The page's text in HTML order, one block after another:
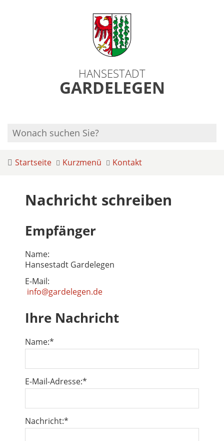
HANSESTADT
GARDELEGEN
Startseite Kurzmenü Kontakt
Nachricht schreiben
Empfänger
Name:
Hansestadt Gardelegen
E-Mail:
info@gardelegen.de
Ihre Nachricht
Name:*
E-Mail-Adresse:*
Nachricht:*